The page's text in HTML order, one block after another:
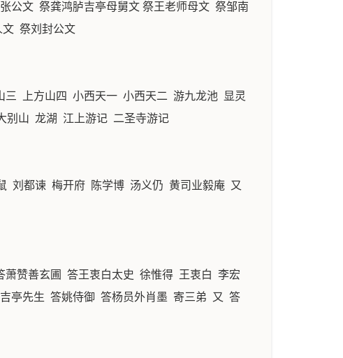
公文 祭龚鸿胪吉亭母舅文 祭王老师母文 祭邹南
文 祭刘封公文
上方山四 小西天一 小西天二 游九龙池 显灵
别山 龙湖 江上游记 二圣寺游记
刘都谏 梅开府 陈学博 汤义仍 黄司业毅庵 又
赞善玄圃 答王衷白太史 徐惟得 王衷白 李宏
亭先生 答姚侍御 答杨员外肖墨 寄三弟 又 答